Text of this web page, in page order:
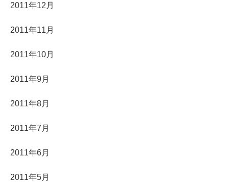
2011年12月
2011年11月
2011年10月
2011年9月
2011年8月
2011年7月
2011年6月
2011年5月